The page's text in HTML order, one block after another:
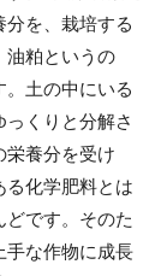
分を、栽培する
油粕というの
土の中にいる
くりと分解さ
栄養分を受け
る化学肥料とは
です。そのた
手な作物に成長